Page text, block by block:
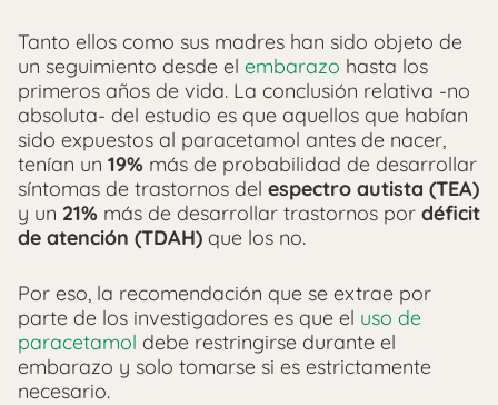
Tanto ellos como sus madres han sido objeto de
un seguimiento desde el embarazo hasta los
primeros años de vida. La conclusión relativa -no
absoluta- del estudio es que aquellos que habían
sido expuestos al paracetamol antes de nacer,
tenían un 19% más de probabilidad de desarrollar
síntomas de trastornos del espectro autista (TEA)
y un 21% más de desarrollar trastornos por déficit
de atención (TDAH) que los no.
Por eso, la recomendación que se extrae por
parte de los investigadores es que el uso de
paracetamol debe restringirse durante el
embarazo y solo tomarse si es estrictamente
necesario.